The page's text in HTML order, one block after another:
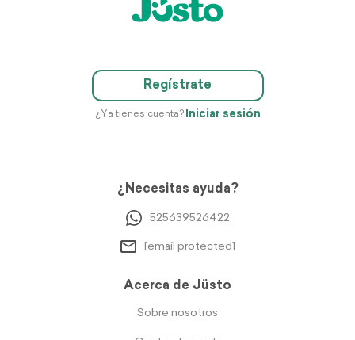
Regístrate
¿Ya tienes cuenta? Iniciar sesión
¿Necesitas ayuda?
525639526422
[email protected]
Acerca de Jüsto
Sobre nosotros